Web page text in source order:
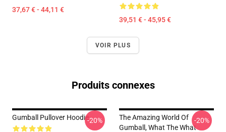
37,67 € - 44,11 €
39,51 € - 45,95 €
VOIR PLUS
Produits connexes
Gumball Pullover Hoodie-20%
The Amazing World Of
Gumball, What The What
-20%